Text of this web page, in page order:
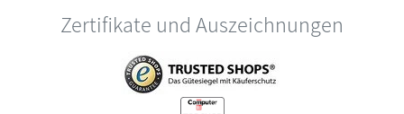
Zertifikate und Auszeichnungen